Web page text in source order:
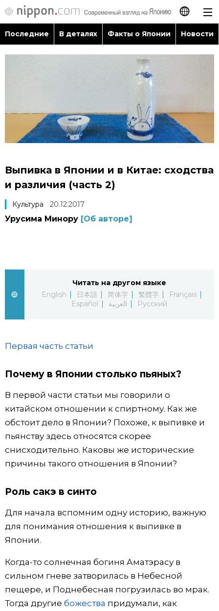
日本語
简体字
繁體字
Français
Последние
В деталях
Путеводитель по Японии
Люди
Блог
Политика
Экономика
Общество
Культура
Жизнь
Токио
От редакции
Популярные статьи
Японский язык
Японский калейдоскоп
Семья
Еда и напитки
Последние В деталях Факты о Японии Новости
Выпивка в Японии и в Китае: сходства
и различия (часть 2)
Культура 20.12.2017
Урусима Минору [Об авторе]
Читать на другом языке
English
日本語 简体字 繁體字
Français
Español
العربية Русский
Первая часть статьи
Почему в Японии столько пьяных?
В первой части статьи мы говорили о
китайском отношении к спиртному. Как же
обстоит дело в Японии? Похоже, к выпивке и
пьянству здесь относятся скорее
снисходительно. Каковы же исторические
причины такого отношения в Японии?
Роль сакэ в синто
Для начала вспомним одну историю, важную
для понимания отношения к выпивке в
Японии.
Когда-то солнечная богиня Аматэрасу в
сильном гневе затворилась в Небесной
пещере, и Поднебесная погрузилась во мрак.
Тогда другие божества придумали, как